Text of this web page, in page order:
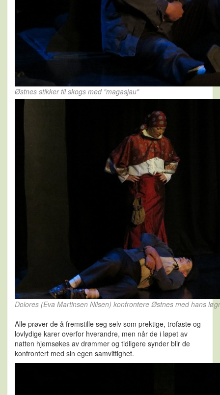
Østnes stikker til skogs med "magasjau"
Dolores (Eva Martinsen Nilsen) konfrontere Østnes med hans
Alle prøver de å fremstille seg selv som prektige, trofaste og
lovlydige karer overfor hverandre, men når de i løpet av
natten hjemsøkes av drømmer og tidligere synder blir de
konfrontert med sin egen samvittighet.